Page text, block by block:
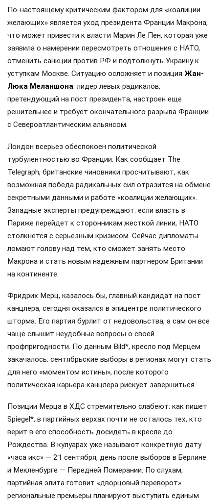
По-настоящему критическим фактором для «коалиции
желающих» является уход президента Франции Макрона,
что может привести к власти Марин Ле Пен, которая уже
заявила о намерении пересмотреть отношения с НАТО,
отменить санкции против РФ и подтолкнуть Украину к
уступкам Москве. Ситуацию осложняет и позиция Жан-
Люка Меланшона: лидер левых радикалов,
претендующий на пост президента, настроен еще
решительнее и требует окончательного разрыва Франции
с Североатлантическим альянсом.
Лондон всерьез обеспокоен политической
турбулентностью во Франции. Как сообщает The
Telegraph, британские чиновники просчитывают, как
возможная победа радикальных сил отразится на обмене
секретными данными и работе «коалиции желающих».
Западные эксперты предупреждают: если власть в
Париже перейдет к сторонникам жесткой линии, НАТО
столкнется с серьезным кризисом. Сейчас дипломаты
ломают голову над тем, кто сможет занять место
Макрона и стать новым надежным партнером Британии
на континенте.
Фридрих Мерц, казалось бы, главный кандидат на пост
канцлера, сегодня оказался в эпицентре политического
шторма. Его партия бурлит от недовольства, а сам он все
чаще слышит неудобные вопросы о своей
профпригодности. По данным Bild*, кресло под Мерцем
закачалось: сентябрьские выборы в регионах могут стать
для него «моментом истины», после которого
политическая карьера канцлера рискует завершиться.
Позиции Мерца в ХДС стремительно слабеют: как пишет
Spiegel*, в партийных верхах почти не осталось тех, кто
верит в его способность досидеть в кресле до
Рождества. В кулуарах уже называют конкретную дату
«часа икс» — 21 сентября, день после выборов в Берлине
и Мекленбурге — Передней Померании. По слухам,
партийная элита готовит «дворцовый переворот»:
региональные премьеры планируют выступить единым